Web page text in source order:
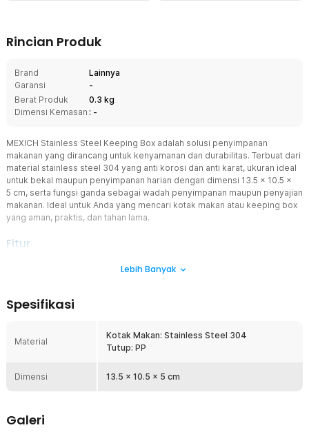
Rincian Produk
Brand
Lainnya
Garansi
-
Berat Produk
0.3 kg
Dimensi Kemasan : -
MEXICH Stainless Steel Keeping Box adalah solusi penyimpanan
makanan yang dirancang untuk kenyamanan dan durabilitas. Terbuat dari
material stainless steel 304 yang anti korosi dan anti karat, ukuran ideal
untuk bekal maupun penyimpanan harian dengan dimensi 13.5 x 10.5 x
5 cm, serta fungsi ganda sebagai wadah penyimpanan maupun penyajian
makanan. Ideal untuk Anda yang mencari kotak makan atau keeping box
yang aman, praktis, dan tahan lama.
Fitur
Material Stainless Steel 304
kualitasnya. Dengan bahan yang aman untuk penggunaan makanan,
atau perubahan rasa dan bau. Konstruksinya yang kokoh
menjadikannya pilihan ideal untuk pemakaian sehari-hari, baik di
rumah maupun sebagai wadah bekal.
Praktis untuk Bekal Atau Penyimpanan
makanan harian. Ukuran yang ringkas membuatnya mudah
ditempatkan di tas, rak kulkas, atau dibawa ke kantor atau sekolah.
Lebih Banyak
Spesifikasi
Material
Kotak Makan: Stainless Steel 304
Tutup: PP
Dimensi 13.5 x 10.5 x 5 cm
Galeri